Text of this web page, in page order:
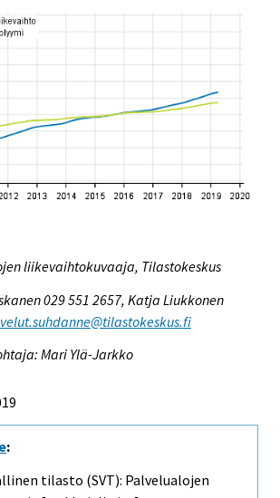
liikevaihtokuvaaja, Tilastokeskus
029 551 2657, Katja Liukkonen
Mari Ylä-Jarkko
:
tilasto (SVT): Palvelualojen